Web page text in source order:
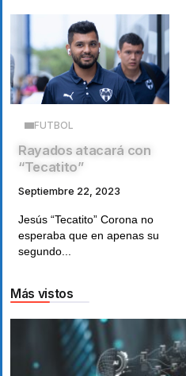
FUTBOL
Rayados atacará con
“Tecatito”
Septiembre 22, 2023
Jesús “Tecatito” Corona no
esperaba que en apenas su
segundo...
Más vistos